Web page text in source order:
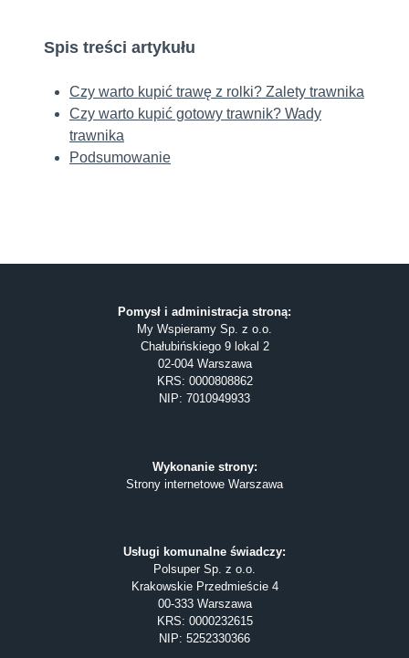
Spis treści artykułu
Czy warto kupić trawę z rolki? Zalety trawnika
Czy warto kupić gotowy trawnik? Wady
trawnika
Podsumowanie
Pomysł i administracja stroną:
My Wspieramy Sp. z o.o.
Chałubińskiego 9 lokal 2
02-004 Warszawa
KRS: 0000808862
NIP: 7010949933
Wykonanie strony:
Strony internetowe Warszawa
Usługi komunalne świadczy:
Polsuper Sp. z o.o.
Krakowskie Przedmieście 4
00-333 Warszawa
KRS: 0000232615
NIP: 5252330366